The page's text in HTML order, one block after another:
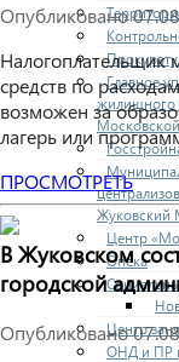
Главное
жилищного
Жуковский
Центр
Опека
Центр
ОНД и ПР
Опубликовано
Налогоплательщик
средств по
возможен за
лагерь или
ПРОСМОТРЕТЬ
В Жуковском
городской
Опубликовано